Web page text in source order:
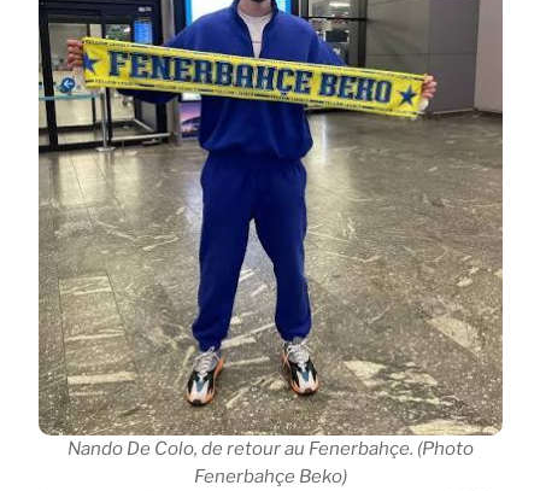
Nando De Colo, de retour au Fenerbahçe. (Photo
Fenerbahçe Beko)